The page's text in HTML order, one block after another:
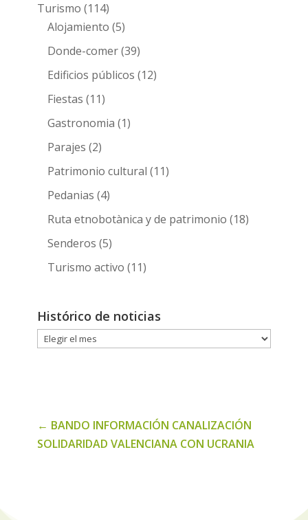
Turismo (114)
Alojamiento (5)
Donde-comer(39)
Edificios públicos (12)
Fiestas (11)
Gastronomia (1)
Parajes (2)
Patrimonio cultural (11)
Pedanias (4)
Ruta etnobotànica y de patrimonio (18)
Senderos (5)
Turismo activo (11)
Histórico de noticias
Histórico
← BANDO INFORMACIÓN CANALIZACIÓN
SOLIDARIDAD VALENCIANA CON UCRANIA